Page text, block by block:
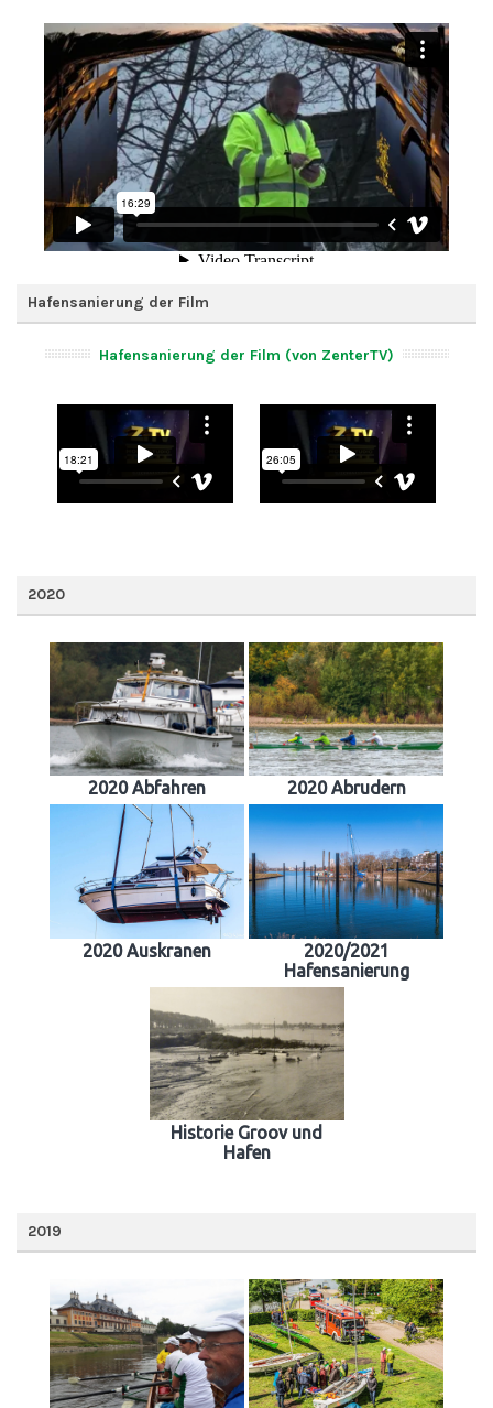
Hafensanierung der Film
Hafensanierung der Film (von ZenterTV)
2020
2020 Abfahren 2020 Abrudern
2020 Auskranen
2020/2021
Hafensanierung
Historie Groov und
Hafen
2019